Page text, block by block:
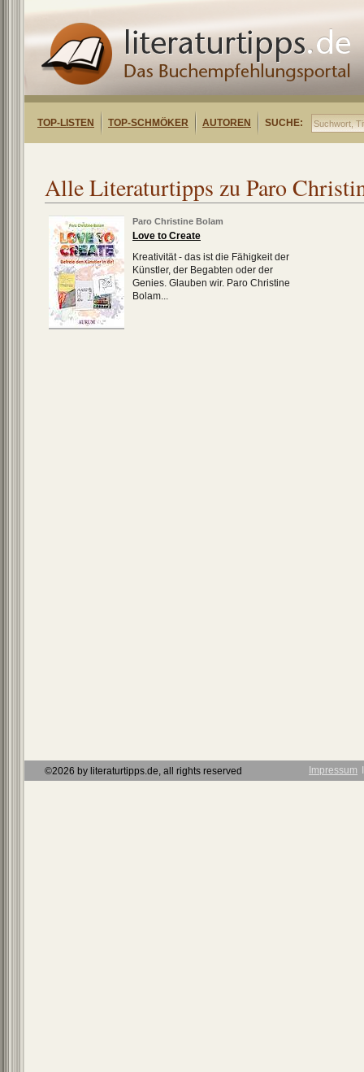
TOP-LISTEN TOP-SCHMÖKER AUTOREN SUCHE:
Alle Literaturtipps zu Paro
Paro Christine Bolam
Love to Create
Kreativität - das ist die Fähigkeit der
Künstler, der Begabten oder der
Genies. Glauben wir. Paro Christine
Bolam...
©2026 by literaturtipps.de, all rights reserved Impressum